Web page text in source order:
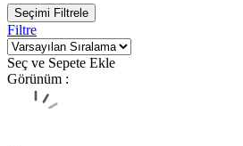
Seçimi Filtrele
Filtre
Seç ve Sepete Ekle
Görünüm :